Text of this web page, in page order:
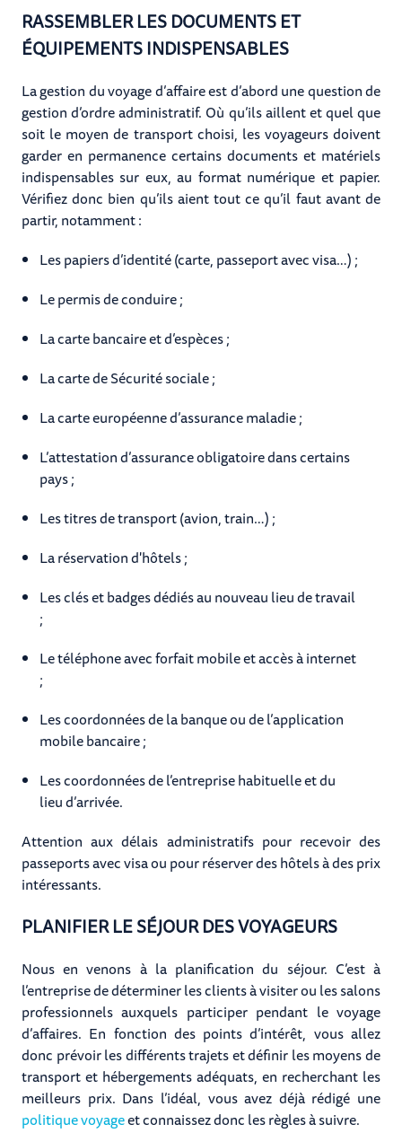
RASSEMBLER LES DOCUMENTS ET
ÉQUIPEMENTS INDISPENSABLES
La gestion du voyage d’affaire est d’abord une question de
gestion d’ordre administratif. Où qu’ils aillent et quel que
soit le moyen de transport choisi, les voyageurs doivent
garder en permanence certains documents et matériels
indispensables sur eux, au format numérique et papier.
Vérifiez donc bien qu’ils aient tout ce qu’il faut avant de
partir, notamment :
Les papiers d’identité (carte, passeport avec visa…) ;
Le permis de conduire ;
La carte bancaire et d’espèces ;
La carte de Sécurité sociale ;
La carte européenne d’assurance maladie ;
L’attestation d’assurance obligatoire dans certains
pays ;
Les titres de transport (avion, train…) ;
La réservation d'hôtels ;
Les clés et badges dédiés au nouveau lieu de travail
;
Le téléphone avec forfait mobile et accès à internet
;
Les coordonnées de la banque ou de l’application
mobile bancaire ;
Les coordonnées de l’entreprise habituelle et du
lieu d’arrivée.
Attention aux délais administratifs pour recevoir des
passeports avec visa ou pour réserver des hôtels à des prix
intéressants.
PLANIFIER LE SÉJOUR DES VOYAGEURS
Nous en venons à la planification du séjour. C’est à
l’entreprise de déterminer les clients à visiter ou les salons
professionnels auxquels participer pendant le voyage
d’affaires. En fonction des points d’intérêt, vous allez
donc prévoir les différents trajets et définir les moyens de
transport et hébergements adéquats, en recherchant les
meilleurs prix. Dans l’idéal, vous avez déjà rédigé une
politique voyageet connaissez donc les règles à suivre.